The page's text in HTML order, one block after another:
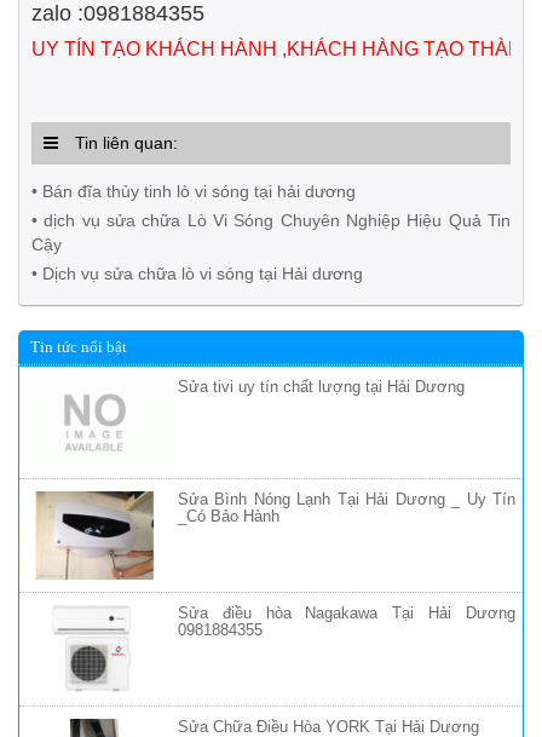
zalo :0981884355
UY TÍN TẠO KHÁCH HÀNH ,KHÁCH HÀNG TẠO THÀNH
Tin liên quan:
• Bán đĩa thủy tinh lò vi sóng tại hải dương
• dịch vụ sửa chữa Lò Vi Sóng Chuyên Nghiệp Hiệu Quả Tin
Cậy
• Dịch vụ sửa chữa lò vi sóng tại Hải dương
Tin tức nổi bật
Sửa tivi uy tín chất lượng tại Hải Dương
Sửa Bình Nóng Lạnh Tại Hải Dương _ Uy Tín
_Có Bảo Hành
Sửa điều hòa Nagakawa Tại Hải Dương
0981884355
Sửa Chữa Điều Hòa YORK Tại Hải Dương